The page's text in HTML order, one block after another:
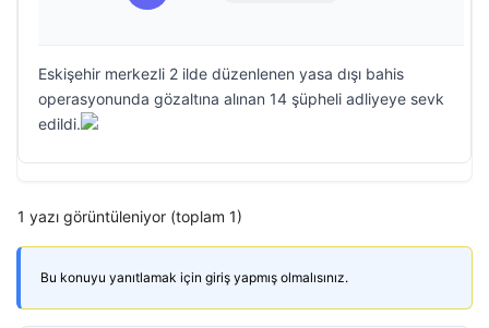
Eskişehir merkezli 2 ilde düzenlenen yasa dışı bahis
operasyonunda gözaltına alınan 14 şüpheli adliyeye sevk
edildi.
1 yazı görüntüleniyor (toplam 1)
Bu konuyu yanıtlamak için giriş yapmış olmalısınız.